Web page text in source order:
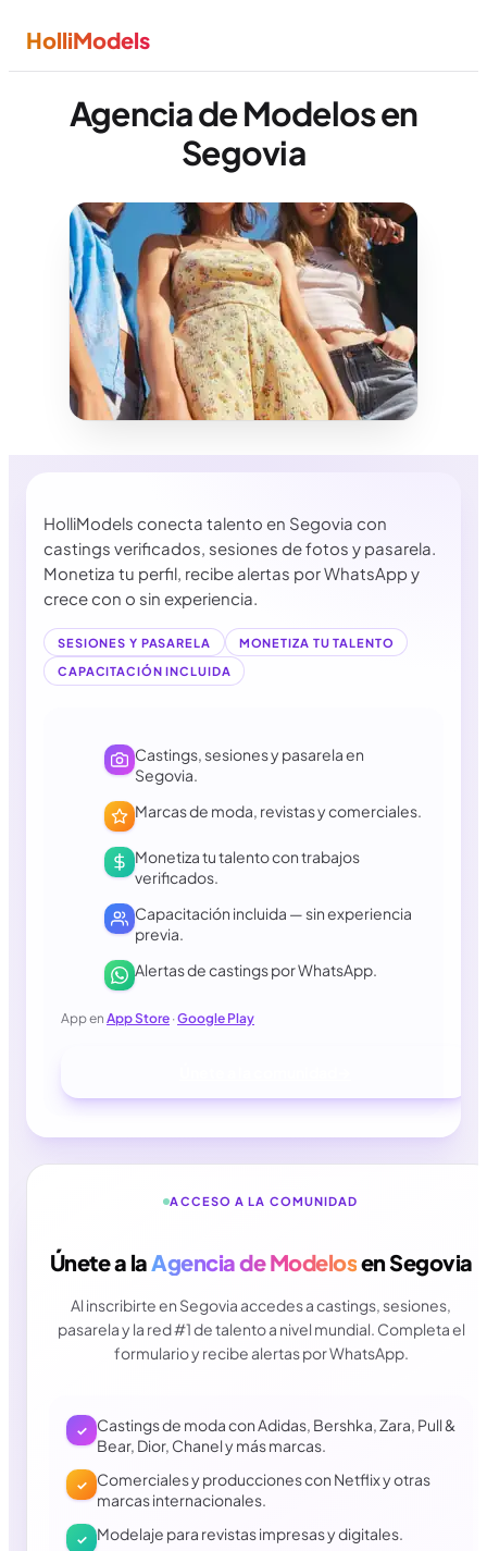
HolliModels
Agencia de Modelos en
Segovia
HolliModels conecta talento en Segovia con
castings verificados, sesiones de fotos y pasarela.
Monetiza tu perfil, recibe alertas por WhatsApp y
crece con o sin experiencia.
SESIONES Y PASARELA MONETIZA TU TALENTO
CAPACITACIÓN INCLUIDA
Castings, sesiones y pasarela en
Segovia.
Marcas de moda, revistas y comerciales.
Monetiza tu talento con trabajos
verificados.
Capacitación incluida — sin experiencia
previa.
Alertas de castings por WhatsApp.
App en App Store ·Google Play
ACCESO A LA COMUNIDAD
Únete a la Agencia de ModelosenSegovia
Al inscribirte en Segovia accedes a castings, sesiones,
pasarela y la red #1 de talento a nivel mundial. Completa el
formulario y recibe alertas por WhatsApp.
✓
Castings de moda con Adidas, Bershka, Zara, Pull &
Bear, Dior, Chanel y más marcas.
✓
Comerciales y producciones con Netflix y otras
marcas internacionales.
✓ Modelaje para revistas impresas y digitales.